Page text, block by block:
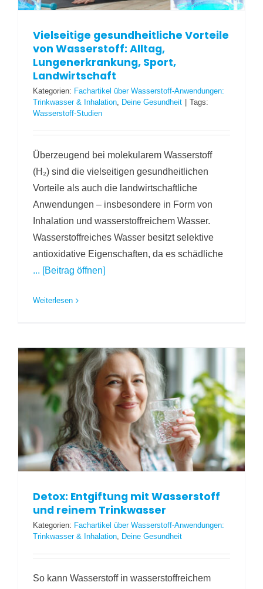
Vielseitige gesundheitliche Vorteile
von Wasserstoff: Alltag,
Lungenerkrankung, Sport,
Landwirtschaft
Kategorien: Fachartikel über Wasserstoff-Anwendungen:
Trinkwasser & Inhalation, Deine Gesundheit
Tags:
Wasserstoff-Studien
Überzeugend bei molekularem Wasserstoff
(H₂) sind die vielseitigen gesundheitlichen
Vorteile als auch die landwirtschaftliche
Anwendungen – insbesondere in Form von
Inhalation und wasserstoffreichem Wasser.
Wasserstoffreiches Wasser besitzt selektive
antioxidative Eigenschaften, da es schädliche
... [Beitrag öffnen]
Weiterlesen
Detox: Entgiftung mit Wasserstoff
und reinem Trinkwasser
Kategorien: Fachartikel über Wasserstoff-Anwendungen:
Trinkwasser & Inhalation, Deine Gesundheit
So kann Wasserstoff in wasserstoffreichem